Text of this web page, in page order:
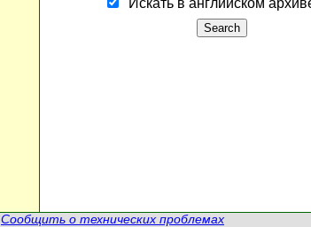
Искать в английском
Сообщить о технических проблемах